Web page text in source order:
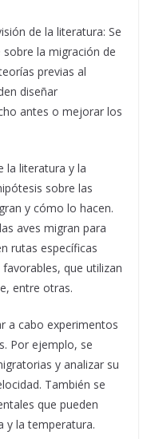
de la literatura: Se
la migración de
previas al
diseñar
antes o mejorar los
la literatura y la
sobre las
y cómo lo hacen.
aves migran para
rutas específicas
que utilizan
entre otras.
a cabo experimentos
Por ejemplo, se
y analizar su
También se
que pueden
y la temperatura.